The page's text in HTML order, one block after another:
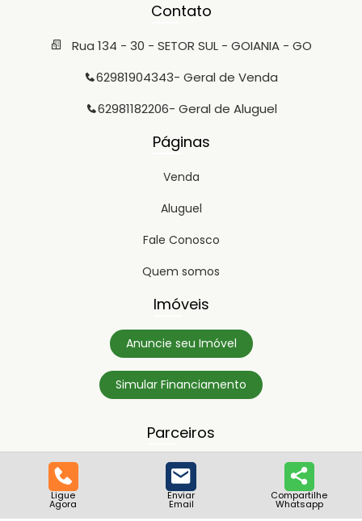
Ligue
Agora
Enviar
Email
Compartilhe
Whatsapp
Contato
Rua 134 - 30 - SETOR SUL - GOIANIA - GO
62981904343- Geral de Venda
62981182206- Geral de Aluguel
Páginas
Venda
Aluguel
Fale Conosco
Quem somos
Imóveis
Anuncie seu Imóvel
Simular Financiamento
Parceiros